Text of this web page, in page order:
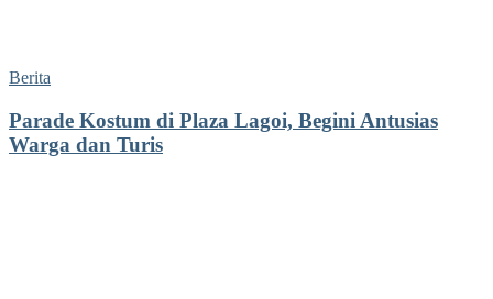
Berita
Parade Kostum di Plaza Lagoi, Begini Antusias
Warga dan Turis